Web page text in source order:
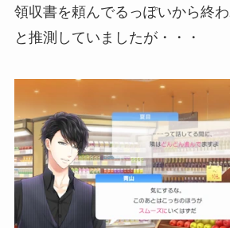
領収書を頼んでるっぽいから終
と推測していましたが・・・